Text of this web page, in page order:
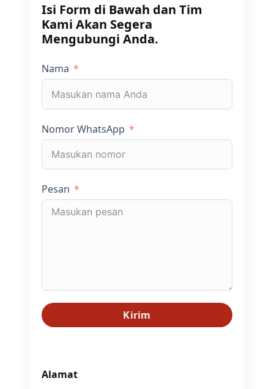
Alamat
Isi Form di Bawah dan Tim
Kami Akan Segera
Mengubungi Anda.
Nama
Nomor WhatsApp
Pesan
Kirim